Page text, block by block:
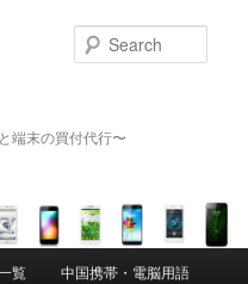
端末の買付代行〜
覧 中国携帯・電脳用語